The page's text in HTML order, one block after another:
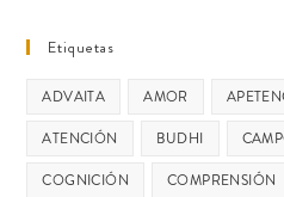
Etiquetas
ADVAITA AMOR
ATENCIÓN
BUDHI
COGNICIÓN
COMPRENSIÓN